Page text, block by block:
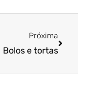
Próxima
Bolos e tortas